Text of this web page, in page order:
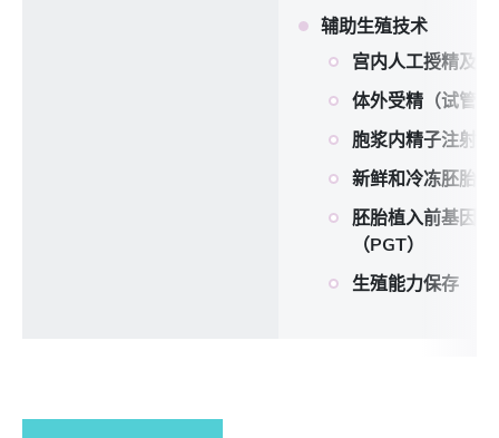
辅助生殖技术
宫内人工授精及
体外受精（试管婴
胞浆内精子注射
新鲜和冷冻胚胎移
胚胎植入前基因测
（PGT）
生殖能力保存